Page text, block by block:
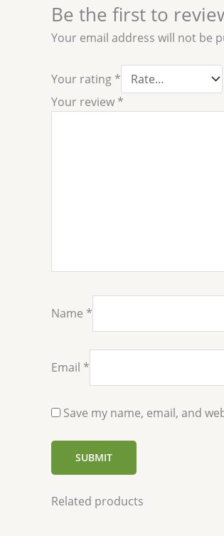
Be the first to
Your email address will not be
Your rating *
Your review *
Name *
Email *
Save my name, email, and
Related products